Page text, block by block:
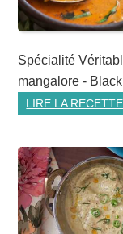
Spécialité
mangalore -
LIRE LA